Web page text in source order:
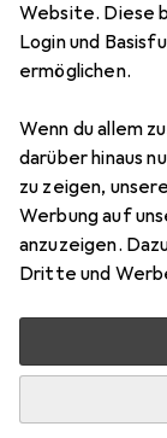
Website. Diese
Login und
ermöglichen.
Wenn du allem
darüber hinaus
zu zeigen,
Werbung auf
anzuzeigen.
Dritte und
Pergamon
Fellteppich
70 x 140 cm
Preis in EUR inkl.
EUR
49,90
154
Bewertungen
Mehr als 10
Lieferort